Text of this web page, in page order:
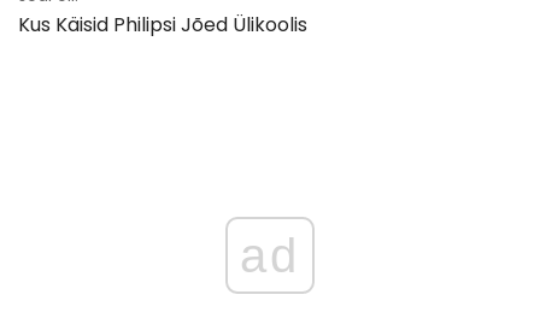
Kus Käisid Philipsi Jõed Ülikoolis
ad